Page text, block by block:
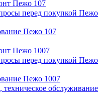
Пежо 107
перед покупкой Пежо
Пежо 107
Пежо 1007
перед покупкой Пежо
Пежо 1007
обслуживание